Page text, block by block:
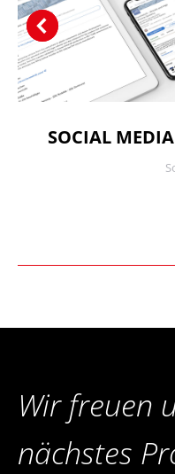
SOCIAL
Wir freuen
nächstes